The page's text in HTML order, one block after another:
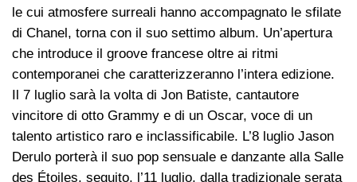
le cui atmosfere surreali hanno accompagnato le sfilate
di Chanel, torna con il suo settimo album. Un’apertura
che introduce il groove francese oltre ai ritmi
contemporanei che caratterizzeranno l’intera edizione.
Il 7 luglio sarà la volta di Jon Batiste, cantautore
vincitore di otto Grammy e di un Oscar, voce di un
talento artistico raro e inclassificabile. L’8 luglio Jason
Derulo porterà il suo pop sensuale e danzante alla Salle
des Étoiles, seguito, l’11 luglio, dalla tradizionale serata